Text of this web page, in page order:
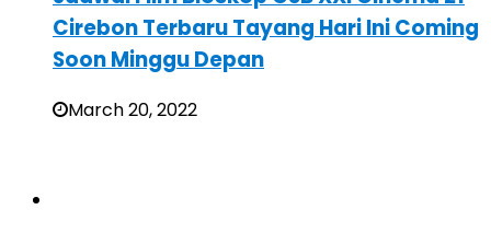
Cirebon Terbaru Tayang Hari Ini Coming
Soon Minggu Depan
March 20, 2022